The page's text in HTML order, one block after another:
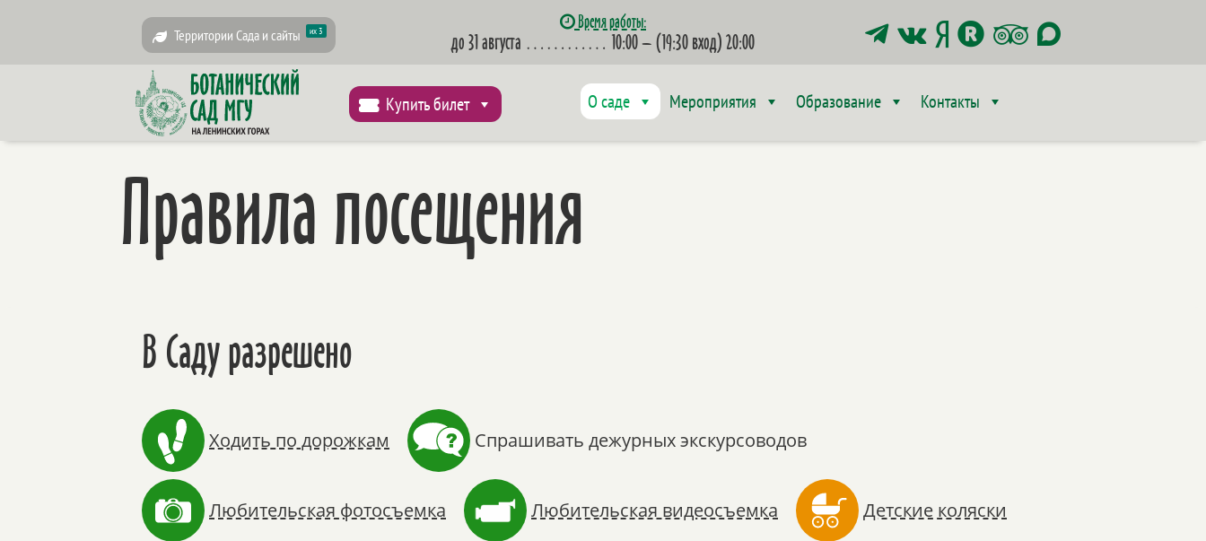
Территории Сада и сайты их 3 Время работы:
до 31 августа ………… 10:00 – (19:30 вход) 20:00      
Купить билет О саде Мероприятия Образование Контакты
Правила посещения
В Саду разрешено
Ходить по дорожкам Спрашивать дежурных экскурсоводов
Любительская фотосъемка Любительская видеосъемка Детские коляски